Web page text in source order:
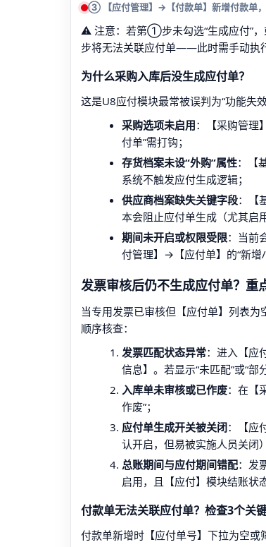
③ 【应付管理】→【付款单】新增付款单，
⚠️ 注意：若第①步未勾选“生成应付”
步将无法关联应付单——此时需手动执
为什么采购入库后没生成应付单？
这是U8应付模块最常被误判为“功能失
采购选项未启用：【采购管理
付单”需打钩；
存货档案未设“外购”属性：【
系统不触发应付生成逻辑；
供应商档案缺失关键字段：【
本会阻止应付单生成（尤其启
期间未开启或权限受限：当前
付管理】→【应付单】的“新增/
发票审核后仍不生成应付单？重
当专用发票已审核但【应付单】列表
顺序核查：
发票匹配状态异常：进入【应
信息】。若显示“未匹配”或“部
入库单未审核或已作废：在【
作废”；
应付单生成开关被关闭：【应
认开启，但易被实施人员关闭）
总账期间与应付期间错配：发
启用，且【应付】模块结账状
付款单无法关联应付单？检查3个关
付款单新增时【应付单号】下拉为空或